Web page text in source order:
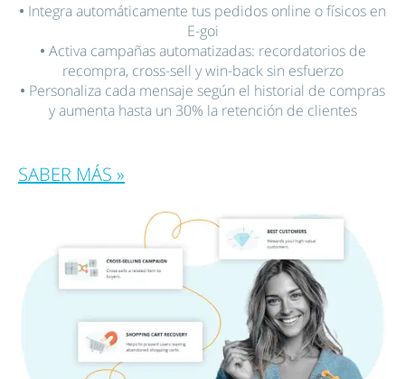
• Integra automáticamente tus pedidos online o físicos en
E-goi
• Activa campañas automatizadas: recordatorios de
recompra, cross-sell y win-back sin esfuerzo
• Personaliza cada mensaje según el historial de compras
y aumenta hasta un 30% la retención de clientes
SABER MÁS »